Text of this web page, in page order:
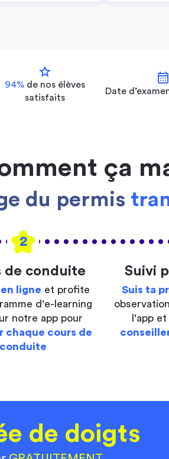
star
94% de nos élèves
satisfaits
calendar_month
Date
ça
du permis
2
de conduite
ligne et profite
d'e-learning
notre app pour
chaque cours de
conduite
Suivi
Suis ta
l'app et
de doigts